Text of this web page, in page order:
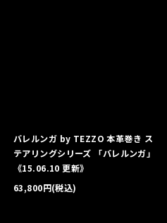
バレルンガ by TEZZO 本革巻き ス
テアリングシリーズ 「バレルンガ」
《15.06.10 更新》
63,800円(税込)